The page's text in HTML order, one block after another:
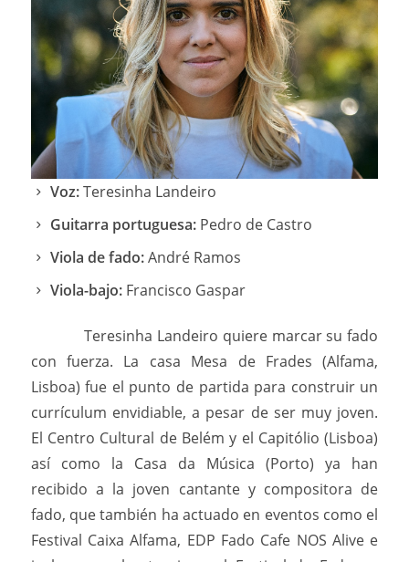
Voz:Teresinha Landeiro
Guitarra portuguesa: Pedro de Castro
Viola de fado:André Ramos
Viola-bajo: Francisco Gaspar
Teresinha Landeiro quiere marcar su fado
con fuerza. La casa Mesa de Frades (Alfama,
Lisboa) fue el punto de partida para construir un
currículum envidiable, a pesar de ser muy joven.
El Centro Cultural de Belém y el Capitólio (Lisboa)
así como la Casa da Música (Porto) ya han
recibido a la joven cantante y compositora de
fado, que también ha actuado en eventos como el
Festival Caixa Alfama, EDP Fado Cafe NOS Alive e